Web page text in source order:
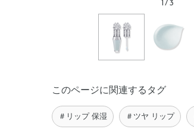
1/ 3
このページに関連するタグ
＃リップ 保湿 ＃ツヤ リップ